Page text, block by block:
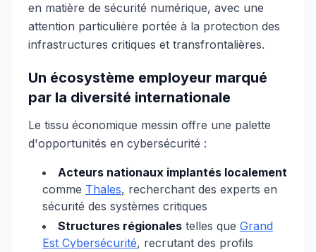
en matière de sécurité numérique, avec une
attention particulière portée à la protection des
infrastructures critiques et transfrontalières.
Un écosystème employeur marqué
par la diversité internationale
Le tissu économique messin offre une palette
d'opportunités en cybersécurité :
Acteurs nationaux implantés localement
comme Thales, recherchant des experts en
sécurité des systèmes critiques
Structures régionales telles que Grand
Est Cybersécurité, recrutant des profils